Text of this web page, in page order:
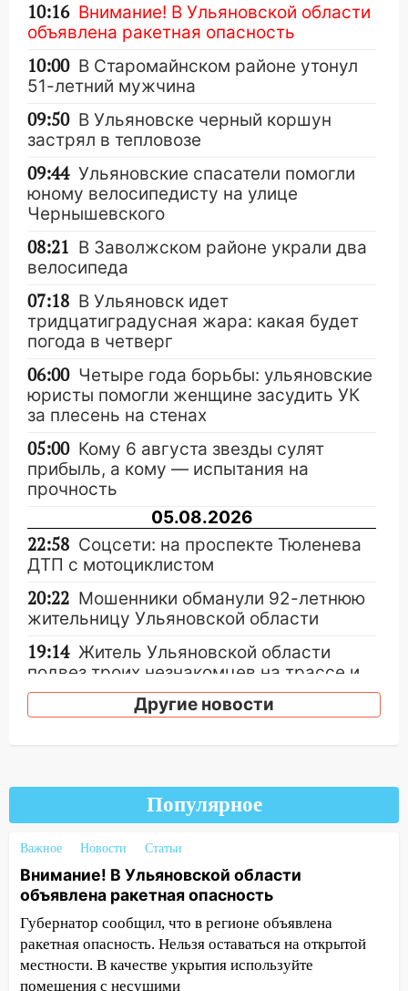
10:16 Внимание! В Ульяновской области
объявлена ракетная опасность
10:00 В Старомайнском районе утонул
51-летний мужчина
09:50 В Ульяновске черный коршун
застрял в тепловозе
09:44 Ульяновские спасатели помогли
юному велосипедисту на улице
Чернышевского
08:21 В Заволжском районе украли два
велосипеда
07:18 В Ульяновск идет
тридцатиградусная жара: какая будет
погода в четверг
06:00 Четыре года борьбы: ульяновские
юристы помогли женщине засудить УК
за плесень на стенах
05:00 Кому 6 августа звезды сулят
прибыль, а кому — испытания на
прочность
05.08.2026
22:58 Соцсети: на проспекте Тюленева
ДТП с мотоциклистом
20:22 Мошенники обманули 92-летнюю
жительницу Ульяновской области
19:14 Житель Ульяновской области
подвез троих незнакомцев на трассе и
заработал уголовное дело
экстрим: в Ульяновске пройдет
большой фестиваль «Наше время»
17:30
Где есть бензин в Ульяновске 5
августа после рабочего дня: список АЗС
17:05 «Обыск» по видеосвязи: в
Ульяновске задержали 19-летнюю
сообщницу мошенников
16:12 Едва не перерезал горло: в
Другие новости
Популярное
Важное Новости Статьи
Внимание! В Ульяновской области
объявлена ракетная опасность
Губернатор сообщил, что в регионе объявлена
ракетная опасность. Нельзя оставаться на открытой
местности. В качестве укрытия используйте
помещения с несущими